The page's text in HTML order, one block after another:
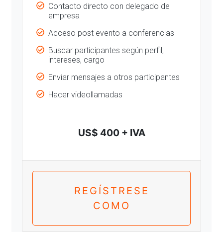
Contacto directo con delegado de
empresa
Acceso post evento a conferencias
Buscar participantes según perfil,
intereses, cargo
Enviar mensajes a otros participantes
Hacer videollamadas
US$ 400 + IVA
REGÍSTRESE
COMO